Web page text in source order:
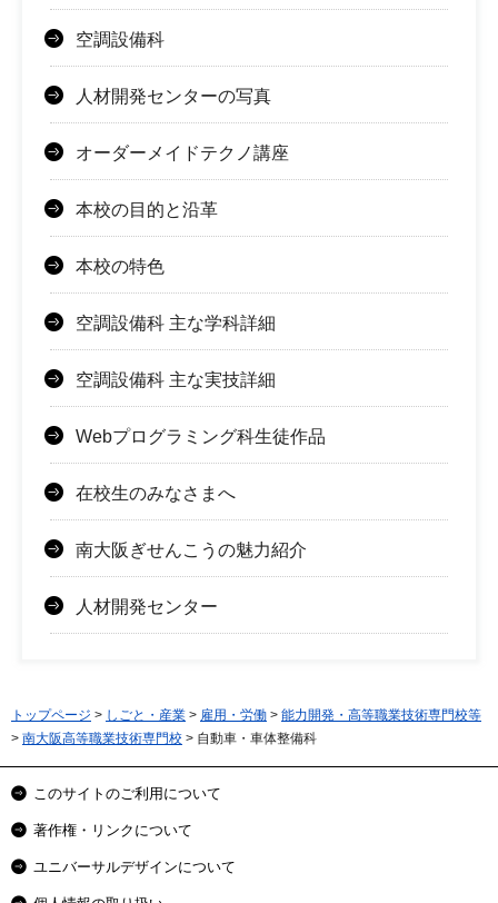
空調設備科
人材開発センターの写真
オーダーメイドテクノ講座
本校の目的と沿革
本校の特色
空調設備科 主な学科詳細
空調設備科 主な実技詳細
Webプログラミング科生徒作品
在校生のみなさまへ
南大阪ぎせんこうの魅力紹介
人材開発センター
トップページ > しごと・産業 > 雇用・労働 > 能力開発・高等職業技術専門校等
> 南大阪高等職業技術専門校 > 自動車・車体整備科
このサイトのご利用について
著作権・リンクについて
ユニバーサルデザインについて